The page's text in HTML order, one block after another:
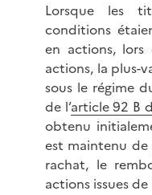
Lorsque les
conditions
en actions, lors
actions, la plus-
sous le régime
de l’article 92 B
obtenu
est maintenu de
rachat, le
actions issues